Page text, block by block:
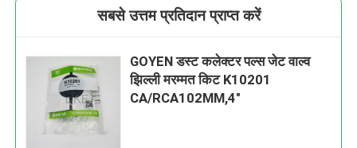
सबसे उत्तम प्रतिदान प्राप्त करें
GOYEN डस्ट कलेक्टर पल्स जेट वाल्व
झिल्ली मरम्मत किट K10201
CA/RCA102MM,4"